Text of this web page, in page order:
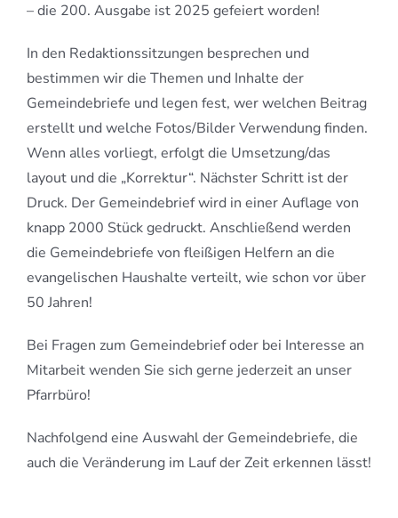
– die 200. Ausgabe ist 2025 gefeiert worden!
In den Redaktionssitzungen besprechen und
bestimmen wir die Themen und Inhalte der
Gemeindebriefe und legen fest, wer welchen Beitrag
erstellt und welche Fotos/Bilder Verwendung finden.
Wenn alles vorliegt, erfolgt die Umsetzung/das
layout und die „Korrektur“. Nächster Schritt ist der
Druck. Der Gemeindebrief wird in einer Auflage von
knapp 2000 Stück gedruckt. Anschließend werden
die Gemeindebriefe von fleißigen Helfern an die
evangelischen Haushalte verteilt, wie schon vor über
50 Jahren!
Bei Fragen zum Gemeindebrief oder bei Interesse an
Mitarbeit wenden Sie sich gerne jederzeit an unser
Pfarrbüro!
Nachfolgend eine Auswahl der Gemeindebriefe, die
auch die Veränderung im Lauf der Zeit erkennen lässt!